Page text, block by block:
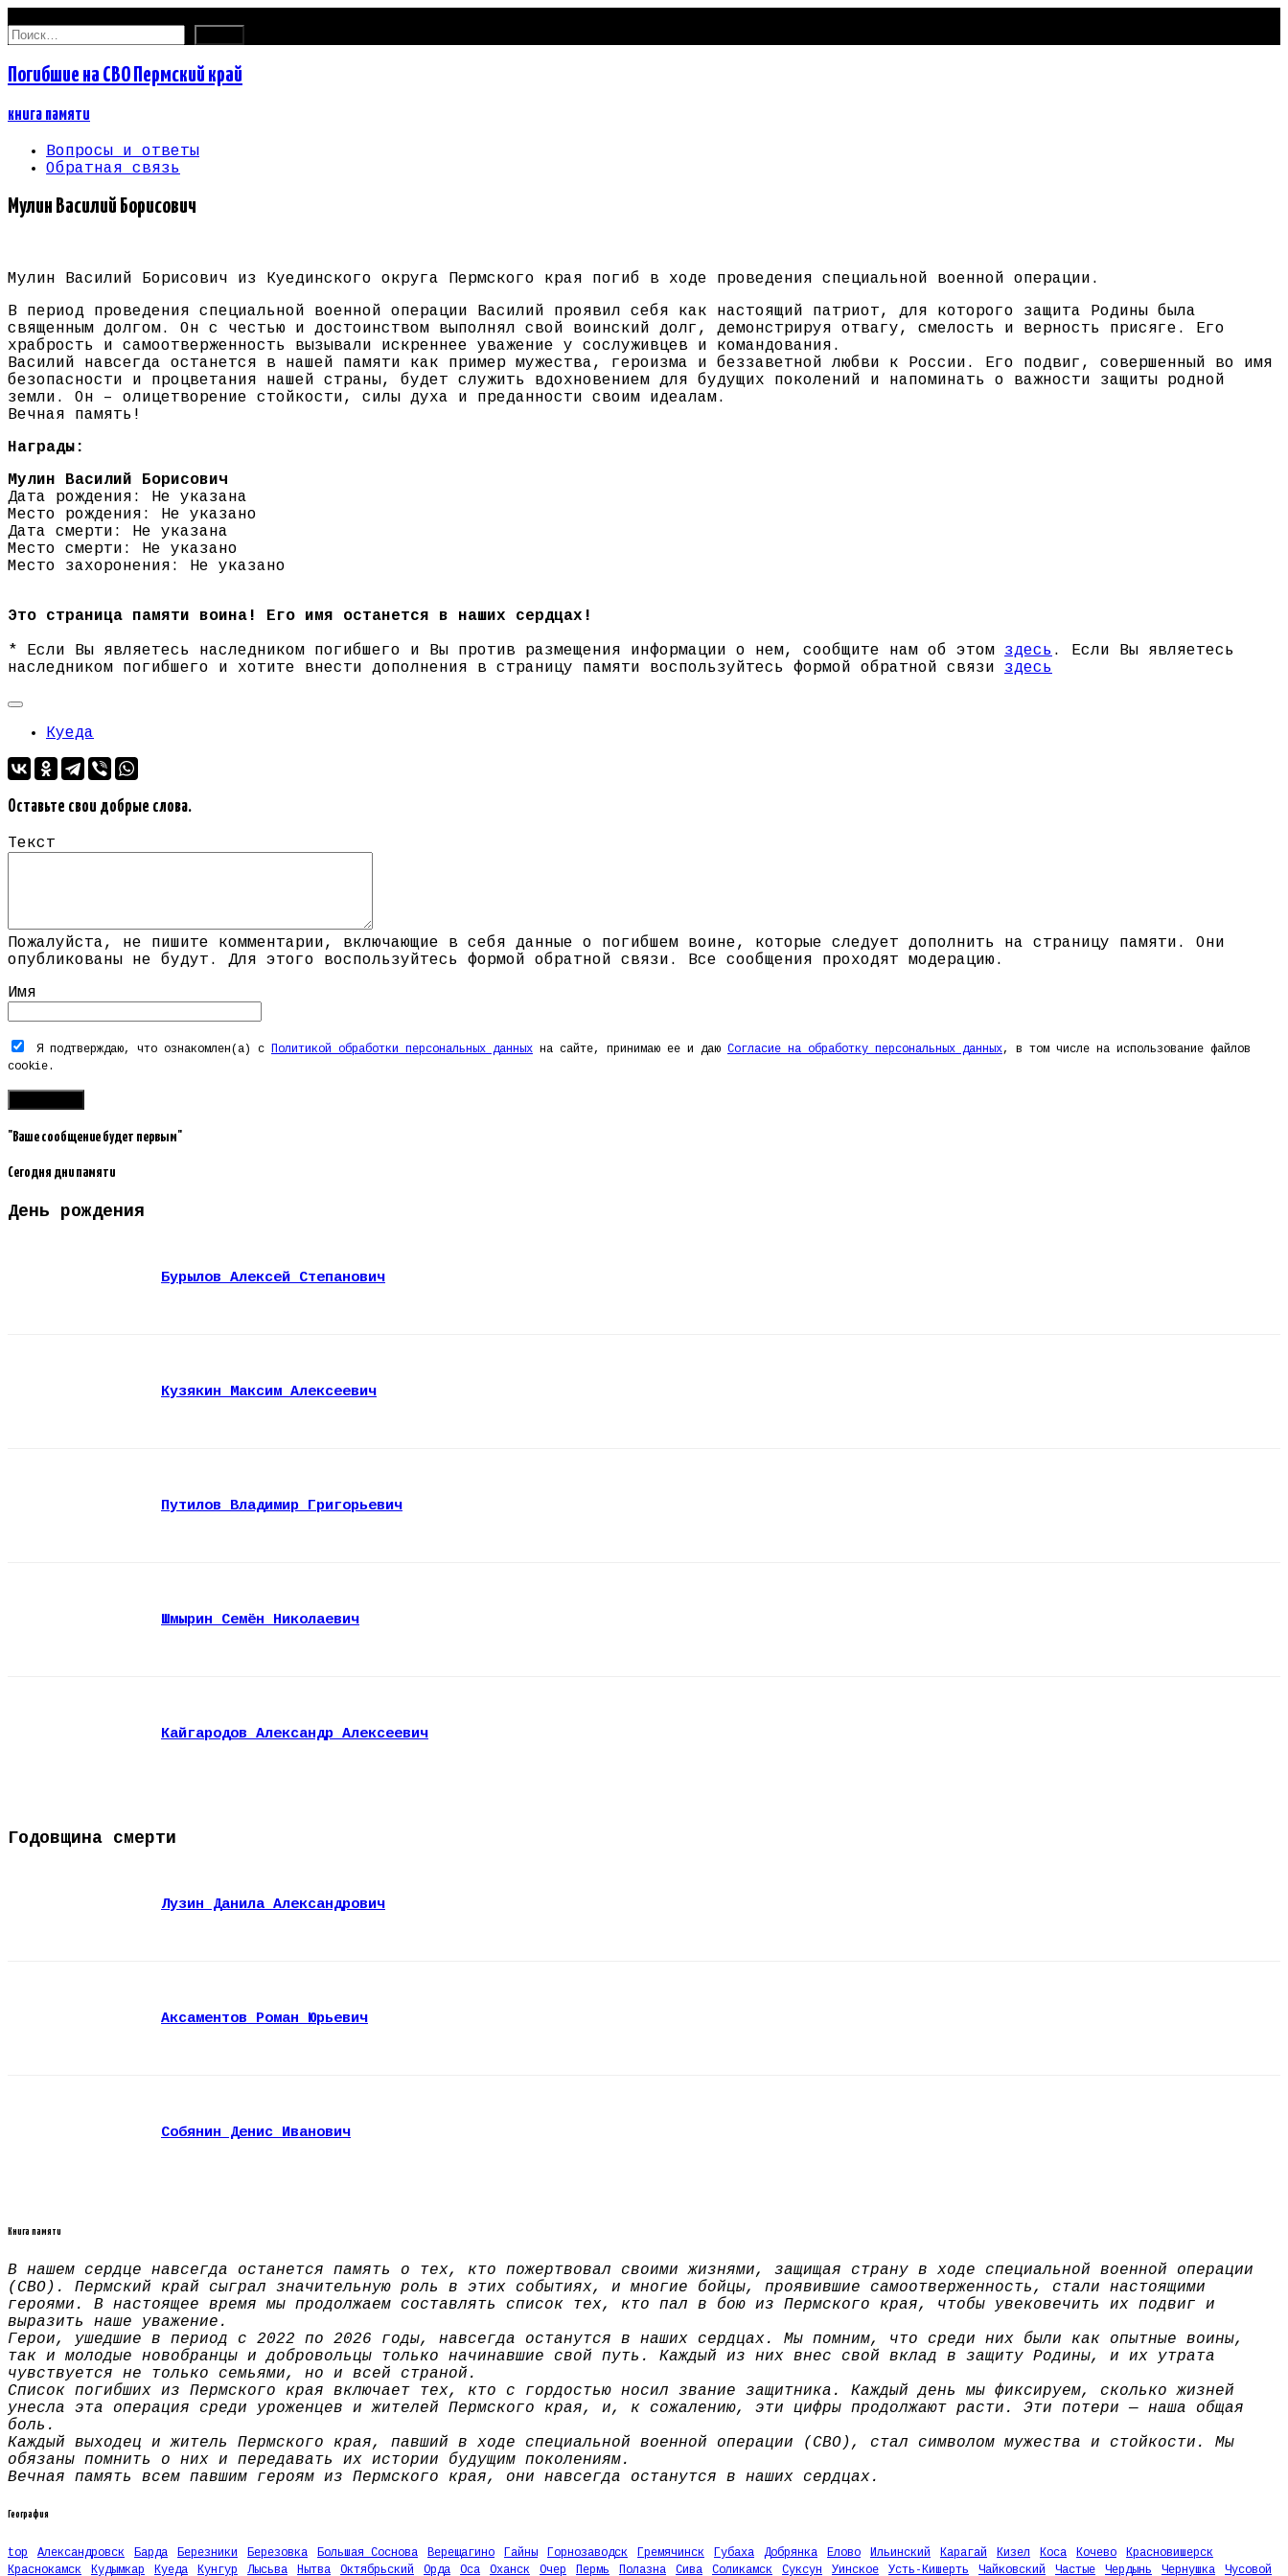
Найти:
Погибшие на СВО Пермский край
книга памяти
Вопросы и ответы
Обратная связь
Мулин Василий Борисович
Мулин Василий Борисович из Куединского округа Пермского края погиб в ходе проведения специальной военной операции.
В период проведения специальной военной операции Василий проявил себя как настоящий патриот, для которого защита Родины была
священным долгом. Он с честью и достоинством выполнял свой воинский долг, демонстрируя отвагу, смелость и верность присяге. Его
храбрость и самоотверженность вызывали искреннее уважение у сослуживцев и командования.
Василий навсегда останется в нашей памяти как пример мужества, героизма и беззаветной любви к России. Его подвиг, совершенный во имя
безопасности и процветания нашей страны, будет служить вдохновением для будущих поколений и напоминать о важности защиты родной
земли. Он – олицетворение стойкости, силы духа и преданности своим идеалам.
Вечная память!
Награды:
Мулин Василий Борисович
Дата рождения: Не указана
Место рождения: Не указано
Дата смерти: Не указана
Место смерти: Не указано
Место захоронения: Не указано
Это страница памяти воина! Его имя останется в наших сердцах!
* Если Вы являетесь наследником погибшего и Вы против размещения информации о нем, сообщите нам об этом здесь . Если Вы являетесь
наследником погибшего и хотите внести дополнения в страницу памяти воспользуйтесь формой обратной связи здесь
Куеда
Оставьте свои добрые слова.
Текст
Пожалуйста, не пишите комментарии, включающие в себя данные о погибшем воине, которые следует дополнить на страницу памяти. Они
опубликованы не будут. Для этого воспользуйтесь формой обратной связи. Все сообщения проходят модерацию.
Имя
Я подтверждаю, что ознакомлен(а) с Политикой обработки персональных данных на сайте, принимаю ее и даю Согласие на обработку персональных данных, в том числе на использование файлов
cookie.
"Ваше сообщение будет первым"
Сегодня дни памяти
День рождения
Бурылов Алексей Степанович
Кузякин Максим Алексеевич
Путилов Владимир Григорьевич
Шмырин Семён Николаевич
Кайгародов Александр Алексеевич
Годовщина смерти
Лузин Данила Александрович
Аксаментов Роман Юрьевич
Собянин Денис Иванович
Книга памяти
В нашем сердце навсегда останется память о тех, кто пожертвовал своими жизнями, защищая страну в ходе специальной военной операции
(СВО). Пермский край сыграл значительную роль в этих событиях, и многие бойцы, проявившие самоотверженность, стали настоящими
героями. В настоящее время мы продолжаем составлять список тех, кто пал в бою из Пермского края, чтобы увековечить их подвиг и
выразить наше уважение.
Герои, ушедшие в период с 2022 по 2026 годы, навсегда останутся в наших сердцах. Мы помним, что среди них были как опытные воины,
так и молодые новобранцы и добровольцы только начинавшие свой путь. Каждый из них внес свой вклад в защиту Родины, и их утрата
чувствуется не только семьями, но и всей страной.
Список погибших из Пермского края включает тех, кто с гордостью носил звание защитника. Каждый день мы фиксируем, сколько жизней
унесла эта операция среди уроженцев и жителей Пермского края, и, к сожалению, эти цифры продолжают расти. Эти потери — наша общая
боль.
Каждый выходец и житель Пермского края, павший в ходе специальной военной операции (СВО), стал символом мужества и стойкости. Мы
обязаны помнить о них и передавать их истории будущим поколениям.
Вечная память всем павшим героям из Пермского края, они навсегда останутся в наших сердцах.
География
top Александровск Барда Березники Березовка Большая Соснова Верещагино Гайны Горнозаводск Гремячинск Губаха Добрянка Елово Ильинский Карагай Кизел Коса Кочево
Красновишерск
Краснокамск
Кудымкар Куеда Кунгур Лысьва Нытва Октябрьский Орда Оса Оханск Очер Пермь Полазна Сива Соликамск Суксун Уинское Усть-Кишерть Чайковский Частые Чердынь Чернушка Чусовой